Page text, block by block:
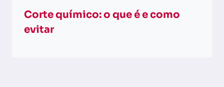
Corte químico: o que é e como
evitar